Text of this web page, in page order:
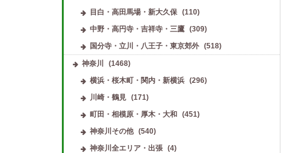
目白・高田馬場・新大久保
(110)
中野・高円寺・吉祥寺・三鷹
(309)
国分寺・立川・八王子・東京郊外
(518)
神奈川
(1468)
横浜・桜木町・関内・新横浜
(296)
川崎・鶴見
(171)
町田・相模原・厚木・大和
(451)
神奈川その他
(540)
神奈川全エリア・出張
(4)